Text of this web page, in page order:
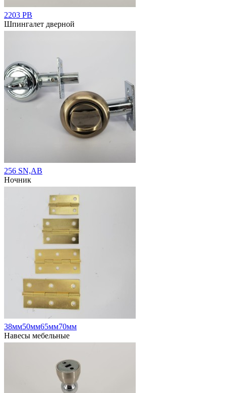
2203 РВ
Шпингалет дверной
256 SN,AB
Ночник
38мм50мм65мм70мм
Навесы мебельные